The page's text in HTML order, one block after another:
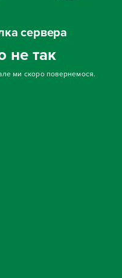
сервера
не так
ми скоро повернемося.